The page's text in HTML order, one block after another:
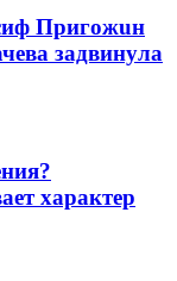
Пpигожuн
задвинула
характер